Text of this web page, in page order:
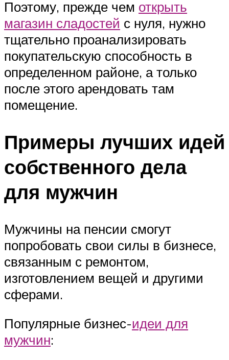
Поэтому, прежде чем открыть
магазин сладостей с нуля, нужно
тщательно проанализировать
покупательскую способность в
определенном районе, а только
после этого арендовать там
помещение.
Примеры лучших идей
собственного дела
для мужчин
Мужчины на пенсии смогут
попробовать свои силы в бизнесе,
связанным с ремонтом,
изготовлением вещей и другими
сферами.
Популярные бизнес-идеи для
мужчин: